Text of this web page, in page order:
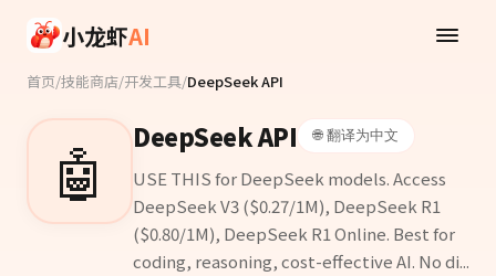
小龙虾AI
首页/技能商店/开发工具/DeepSeek API
🤖 DeepSeek API 🌐 翻译为中文
USE THIS for DeepSeek models. Access
DeepSeek V3 ($0.27/1M), DeepSeek R1
($0.80/1M), DeepSeek R1 Online. Best for
coding, reasoning, cost-effective AI. No di...